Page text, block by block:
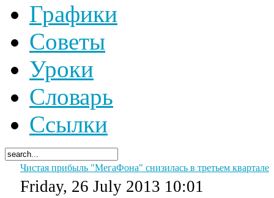
Графики
Советы
Уроки
Словарь
Ссылки
Чистая прибыль "МегаФона" снизилась в третьем квартале
Friday, 26 July 2013 10:01